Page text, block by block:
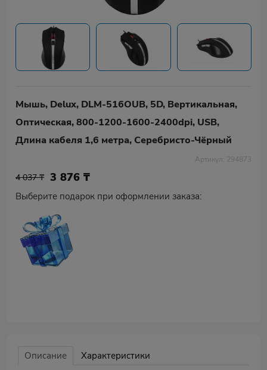
Мышь, Delux, DLM-516OUB, 5D, Вертикальная,
Оптическая, 800-1200-1600-2400dpi, USB,
Длина кабеля 1,6 метра, Серебристо-Чёрный
Артикул: 294873
4 037 ₸ 3 876₸
Выберите подарок при оформлении заказа:
Описание
Характеристики